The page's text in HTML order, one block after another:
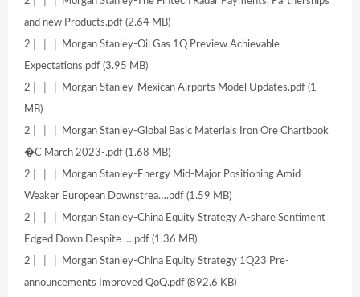
and new Products.pdf (2.64 MB)
2│ │ │ Morgan Stanley-Oil Gas 1Q Preview Achievable
Expectations.pdf (3.95 MB)
2│ │ │ Morgan Stanley-Mexican Airports Model Updates.pdf (1
MB)
2│ │ │ Morgan Stanley-Global Basic Materials Iron Ore Chartbook
�C March 2023-.pdf (1.68 MB)
2│ │ │ Morgan Stanley-Energy Mid-Major Positioning Amid
Weaker European Downstrea….pdf (1.59 MB)
2│ │ │ Morgan Stanley-China Equity Strategy A-share Sentiment
Edged Down Despite ….pdf (1.36 MB)
2│ │ │ Morgan Stanley-China Equity Strategy 1Q23 Pre-
announcements Improved QoQ.pdf (892.6 KB)